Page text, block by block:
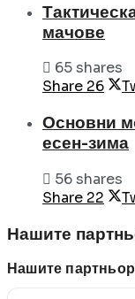
мачове
65 shares
Share 26
Основни
есен-зима
56 shares
Share 22
Нашите
Нашите